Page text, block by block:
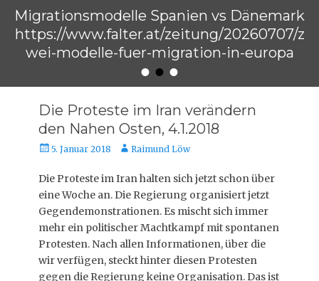
•••
Migrationsmodelle Spanien vs Dänemark
https://www.falter.at/zeitung/20260707/z
wei-modelle-fuer-migration-in-europa
Raimund Löw
Die Proteste im Iran verändern
den Nahen Osten, 4.1.2018
Veröffentlicht
5. Januar 2018 AutorRaimund Löw
Die Proteste im Iran halten sich jetzt schon über
eine Woche an. Die Regierung organisiert jetzt
Gegendemonstrationen. Es mischt sich immer
mehr ein politischer Machtkampf mit spontanen
Protesten. Nach allen Informationen, über die
wir verfügen, steckt hinter diesen Protesten
gegen die Regierung keine Organisation. Das ist